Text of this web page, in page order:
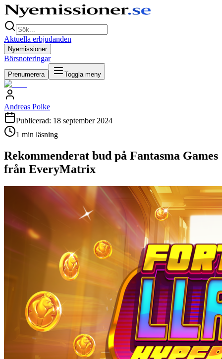
Aktuella erbjudanden
Nyemissioner
Börsnoteringar
Prenumerera Toggla meny
Andreas Poike
Publicerad: 18 september 2024
1 min läsning
Rekommenderat bud på Fantasma Games
från EveryMatrix